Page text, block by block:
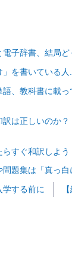
子辞書、結局ど
書いている人
、教科書に載
は正しいのか
すぐ和訳しよう
集は「真っ白
する前に